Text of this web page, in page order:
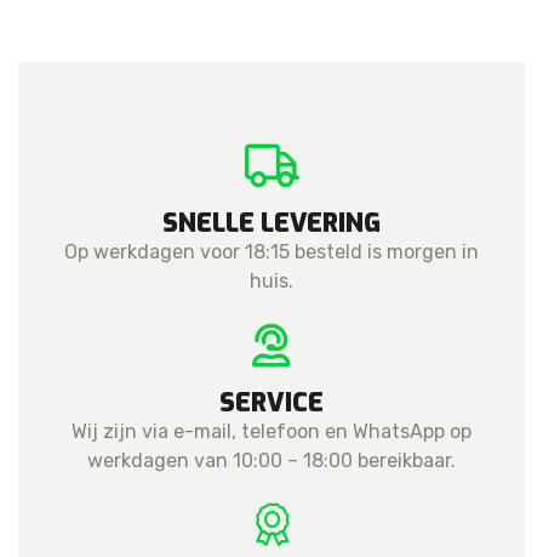
SNELLE LEVERING
Op werkdagen voor 18:15 besteld is morgen in
huis.
SERVICE
Wij zijn via e-mail, telefoon en WhatsApp op
werkdagen van 10:00 – 18:00 bereikbaar.